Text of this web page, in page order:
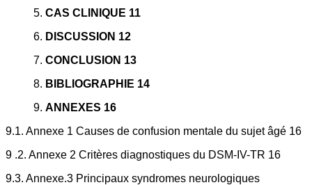
5. CAS CLINIQUE 11
6. DISCUSSION 12
7. CONCLUSION 13
8. BIBLIOGRAPHIE 14
9. ANNEXES 16
9.1. Annexe 1 Causes de confusion mentale du sujet âgé 16
9 .2. Annexe 2 Critères diagnostiques du DSM-IV-TR 16
9.3. Annexe.3 Principaux syndromes neurologiques